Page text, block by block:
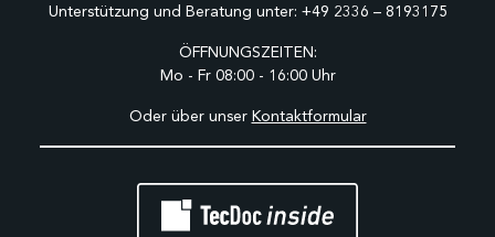
Unterstützung und Beratung unter: +49 2336 – 8193175
ÖFFNUNGSZEITEN:
Mo - Fr 08:00 - 16:00 Uhr
Oder über unser Kontaktformular